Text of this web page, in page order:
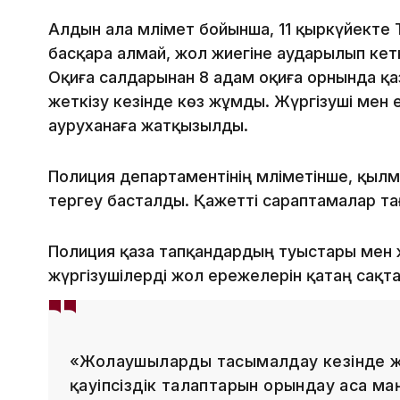
Алдын ала мәлімет бойынша, 11 қыркүйекте
басқара алмай, жол жиегіне аударылып
Оқиға салдарынан 8 адам оқиға орнында
жеткізу кезінде көз жұмды. Жүргізуші
ауруханаға жатқызылды.
Полиция департаментінің мәліметінше,
тергеу басталды. Қажетті сараптамалар
Полиция қаза тапқандардың туыстары мен
жүргізушілерді жол ережелерін қатаң
«Жолаушыларды тасымалдау кезінде
қауіпсіздік талаптарын орындау аса